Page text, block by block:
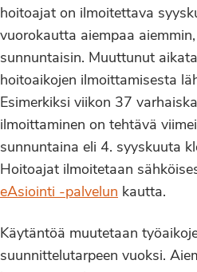
hoitoajat on ilmoitettava
vuorokautta aiempaa
sunnuntaisin. Muuttunut
hoitoaikojen ilmoittamisesta
Esimerkiksi viikon 37
ilmoittaminen on tehtävä
sunnuntaina eli 4. syyskuuta
Hoitoajat ilmoitetaan
eAsiointi -palvelun kautta.
Käytäntöä muutetaan
suunnittelutarpeen vuoksi.